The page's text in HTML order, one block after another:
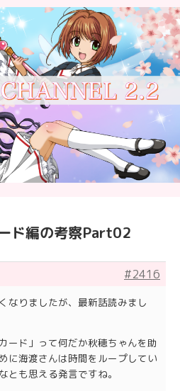
ド編の考察Part02
#2416
なりましたが、最新話読みまし
ード」って何だか秋穂ちゃんを助
に海渡さんは時間をループしてい
とも思える発言ですね。